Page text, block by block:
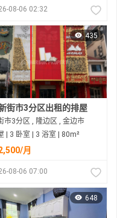
08-06 02:32
435
街市3分区出租的排屋
市3分区 , 隆边区 , 金边市
| 3 卧室 | 3 浴室 | 80m²
月
08-06 07:00
648